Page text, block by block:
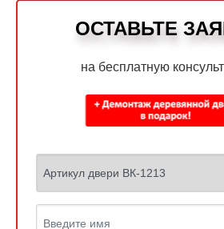
ОСТАВЬТЕ
на бесплатную